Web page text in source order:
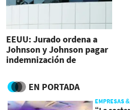
EEUU: Jurado ordena a
Johnson y Johnson pagar
indemnización de
EN PORTADA
EMPRESAS